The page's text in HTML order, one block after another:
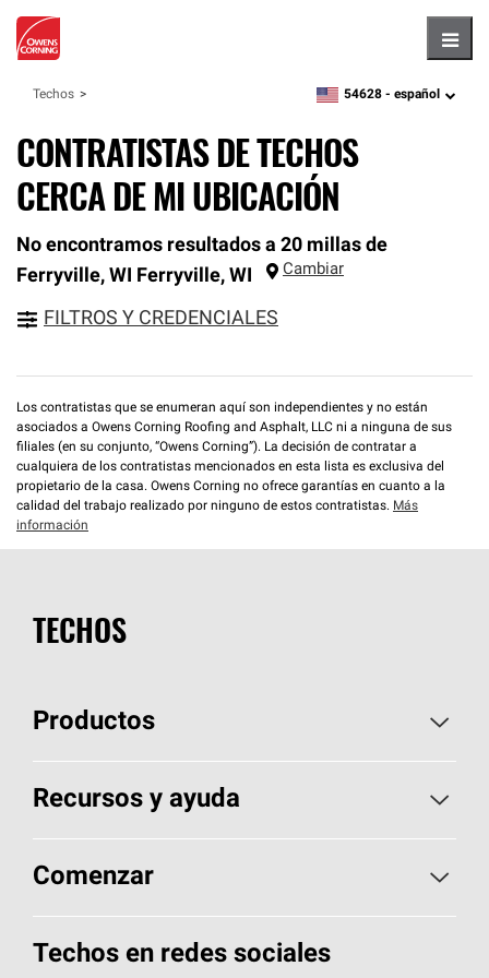
Techos zipcode,language
54628 - español
CONTRATISTAS DE TECHOS
CERCA DE MI UBICACIÓN
No encontramos resultados a 20 millas de
Ferryville, WI Ferryville, WI Cambiar
FILTROS Y CREDENCIALES
Los contratistas que se enumeran aquí son independientes y no están
asociados a Owens Corning Roofing and Asphalt, LLC ni a ninguna de sus
filiales (en su conjunto, “Owens Corning”). La decisión de contratar a
cualquiera de los contratistas mencionados en esta lista es exclusiva del
propietario de la casa. Owens Corning no ofrece garantías en cuanto a la
calidad del trabajo realizado por ninguno de estos contratistas. Más
información
TECHOS
Productos
Elija sus tejas
Encuentre un contratista
Componentes para techos
Recursos y ayuda
Aspectos básicos sobre techos
Herramientas de diseño y color
Comenzar
Llame al 1-800-GET-PINK®
Techos en redes sociales